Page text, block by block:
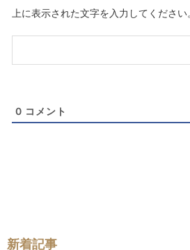
ル
意）
上に表示された文字を入力してください
0 コメント
新着記事